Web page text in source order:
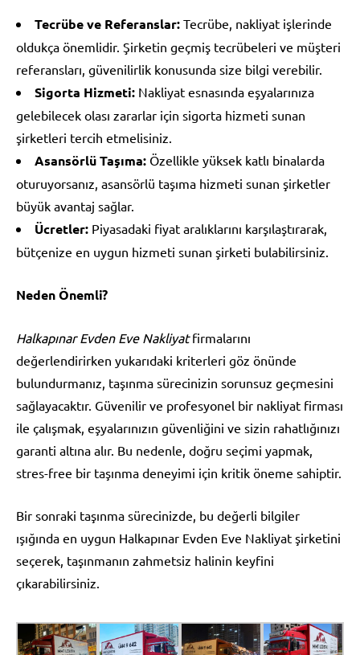
Tecrübe ve Referanslar: Tecrübe, nakliyat işlerinde
oldukça önemlidir. Şirketin geçmiş tecrübeleri ve müşteri
referansları, güvenilirlik konusunda size bilgi verebilir.
Sigorta Hizmeti: Nakliyat esnasında eşyalarınıza
gelebilecek olası zararlar için sigorta hizmeti sunan
şirketleri tercih etmelisiniz.
Asansörlü Taşıma: Özellikle yüksek katlı binalarda
oturuyorsanız, asansörlü taşıma hizmeti sunan şirketler
büyük avantaj sağlar.
Ücretler: Piyasadaki fiyat aralıklarını karşılaştırarak,
bütçenize en uygun hizmeti sunan şirketi bulabilirsiniz.
Neden Önemli?
Halkapınar Evden Eve Nakliyatfirmalarını
değerlendirirken yukarıdaki kriterleri göz önünde
bulundurmanız, taşınma sürecinizin sorunsuz geçmesini
sağlayacaktır. Güvenilir ve profesyonel bir nakliyat firması
ile çalışmak, eşyalarınızın güvenliğini ve sizin rahatlığınızı
garanti altına alır. Bu nedenle, doğru seçimi yapmak,
stres-free bir taşınma deneyimi için kritik öneme sahiptir.
Bir sonraki taşınma sürecinizde, bu değerli bilgiler
ışığında en uygun Halkapınar Evden Eve Nakliyat şirketini
seçerek, taşınmanın zahmetsiz halinin keyfini
çıkarabilirsiniz.